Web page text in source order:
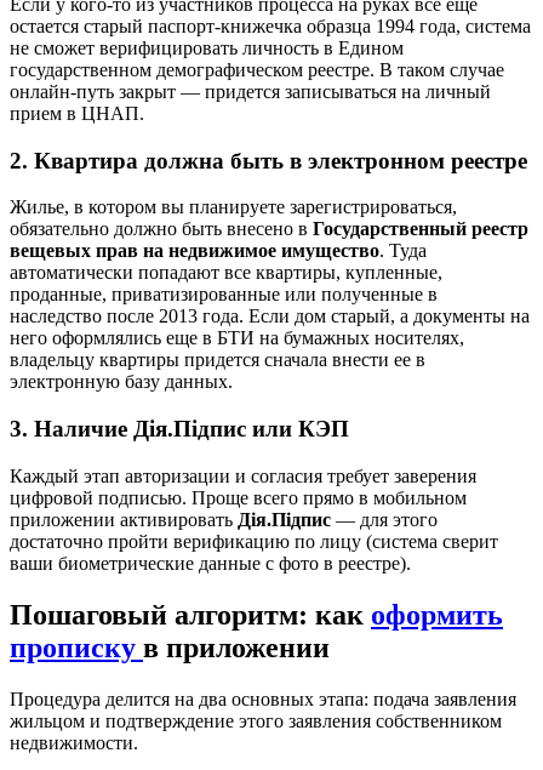
Если у кого-то из участников процесса на руках все еще
остается старый паспорт-книжечка образца 1994 года, система
не сможет верифицировать личность в Едином
государственном демографическом реестре. В таком случае
онлайн-путь закрыт — придется записываться на личный
прием в ЦНАП.
2. Квартира должна быть в электронном реестре
Жилье, в котором вы планируете зарегистрироваться,
обязательно должно быть внесено в Государственный реестр
вещевых прав на недвижимое имущество. Туда
автоматически попадают все квартиры, купленные,
проданные, приватизированные или полученные в
наследство после 2013 года. Если дом старый, а документы на
него оформлялись еще в БТИ на бумажных носителях,
владельцу квартиры придется сначала внести ее в
электронную базу данных.
3. Наличие Дія.Підпис или КЭП
Каждый этап авторизации и согласия требует заверения
цифровой подписью. Проще всего прямо в мобильном
приложении активировать Дія.Підпис — для этого
достаточно пройти верификацию по лицу (система сверит
ваши биометрические данные с фото в реестре).
Пошаговый алгоритм: как оформить
прописку в приложении
Процедура делится на два основных этапа: подача заявления
жильцом и подтверждение этого заявления собственником
недвижимости.